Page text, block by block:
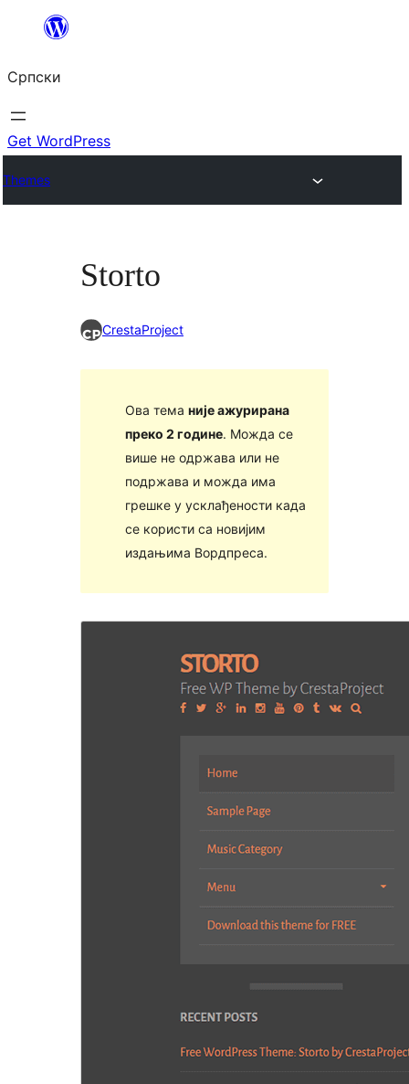
Скочи
садржај
Српски
Get WordPress
Themes
Storto
CrestaProject
Ова тема није ажурирана
преко 2 године. Можда се
више не одржава или не
подржава и можда има
грешке у усклађености када
се користи са новијим
издањима Вордпреса.